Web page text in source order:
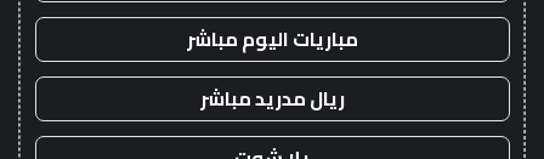
مباريات اليوم مباشر
ريال مدريد مباشر